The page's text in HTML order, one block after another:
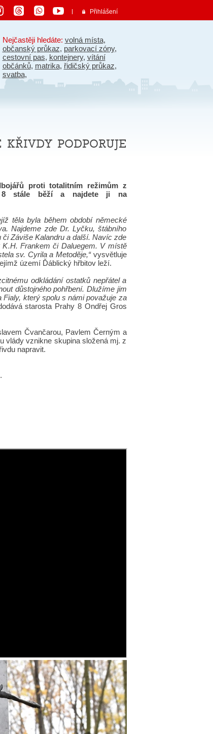
Přihlášení
Nejčastěji hledáte: volná místa,
občanský průkaz, parkovací zóny,
cestovní pas, kontejnery, vítání
občánků, matrika, řidičský průkaz,
svatba,
křivdy podporuje
proti totalitním režimům z
8 stále běží a najdete ji na
těla byla během období německé
Najdeme zde Dr. Lyčku, štábního
či Záviše Kalandru a další. Navíc zde
Frankem či Daluegem. V místě
sv. Cyrila a Metoděje,“vysvětluje
území Ďáblický hřbitov leží.
odkládání ostatků nepřátel a
důstojného pohřbení. Dlužíme jim
který spolu s námi považuje za
starosta Prahy 8 Ondřej Gros
Čvančarou, Pavlem Černým a
vlády vznikne skupina složená mj. z
napravit.